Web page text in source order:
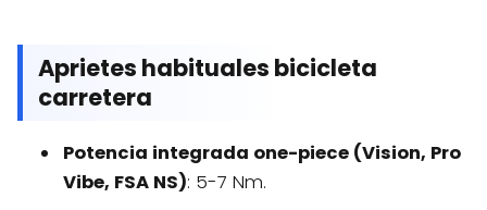
Aprietes habituales bicicleta
carretera
Potencia integrada one-piece (Vision, Pro
Vibe, FSA NS): 5-7 Nm.